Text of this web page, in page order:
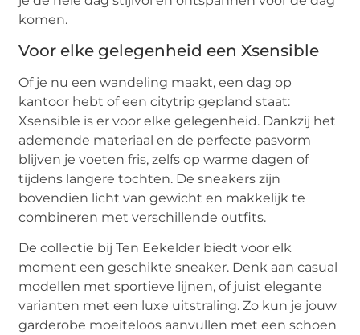
komen.
Voor elke gelegenheid een Xsensible
Of je nu een wandeling maakt, een dag op
kantoor hebt of een citytrip gepland staat:
Xsensible is er voor elke gelegenheid. Dankzij het
ademende materiaal en de perfecte pasvorm
blijven je voeten fris, zelfs op warme dagen of
tijdens langere tochten. De sneakers zijn
bovendien licht van gewicht en makkelijk te
combineren met verschillende outfits.
De collectie bij Ten Eekelder biedt voor elk
moment een geschikte sneaker. Denk aan casual
modellen met sportieve lijnen, of juist elegante
varianten met een luxe uitstraling. Zo kun je jouw
garderobe moeiteloos aanvullen met een schoen